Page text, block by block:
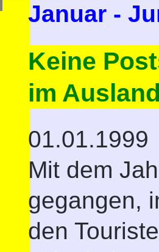
Januar -
Keine
im
01.01.1999
Mit dem
gegangen,
den